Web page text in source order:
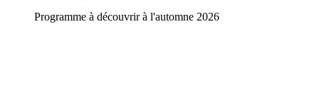
Programme à découvrir à l'automne 2026